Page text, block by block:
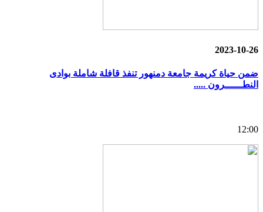
2023-10-26
ضمن حياة كريمة جامعة دمنهور تنفذ قافلة شاملة بوادى
النطــــــرون .....
12:00